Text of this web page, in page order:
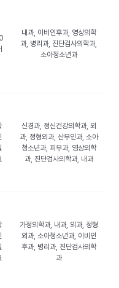
내과, 이비인후과, 영상의학
과, 병리과, 진단검사의학과,
소아청소년과
신경과, 정신건강의학과, 외
과, 정형외과, 산부인과, 소아
청소년과, 피부과, 영상의학
과, 진단검사의학과, 내과
가정의학과, 내과, 외과, 정형
외과, 소아청소년과, 이비인
후과, 병리과, 진단검사의학
과